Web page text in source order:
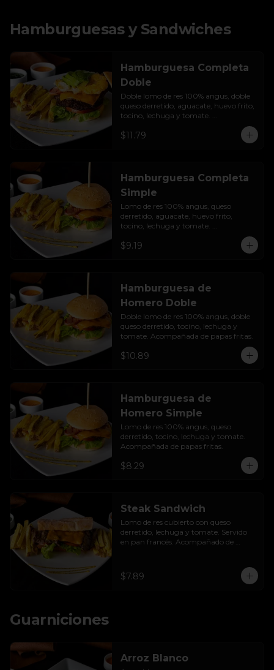
Hamburguesas y Sandwiches
Hamburguesa Completa
Doble
Doble lomo de res 100% angus, doble
queso derretido, aguacate, huevo frito,
tocino, lechuga y tomate.
$11.79
Hamburguesa Completa
Simple
Lomo de res 100% angus, queso
derretido, aguacate, huevo frito,
tocino, lechuga y tomate.
$9.19
Hamburguesa de
Homero Doble
Doble lomo de res 100% angus, doble
queso derretido, tocino, lechuga y
tomate. Acompañada de papas fritas.
$10.89
Hamburguesa de
Homero Simple
Lomo de res 100% angus, queso
derretido, tocino, lechuga y tomate.
Acompañada de papas fritas.
$8.29
Steak Sandwich
Lomo de res cubierto con queso
derretido, lechuga y tomate. Servido
en pan francés. Acompañado de
$7.89
Guarniciones
Arroz Blanco